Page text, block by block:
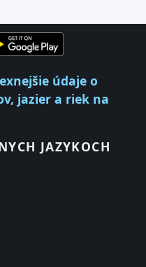
údaje o
jazier a riek na
JAZYKOCH